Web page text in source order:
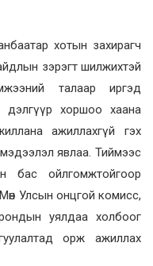
хотын захирагч
зэрэгт шилжихтэй
талаар иргэд
дэлгүүр хоршоо хаана
ажиллахгүй гэх
явлаа. Тиймээс
бас ойлгомжтойгоор
Улсын онцгой комисс,
уялдаа холбоог
орж ажиллах